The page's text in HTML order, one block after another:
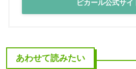
ピカール公式サ
あわせて読みたい